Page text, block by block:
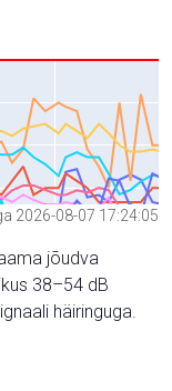
2026-08-07 17:24:05
jõudva
38–54 dB
häiringuga.